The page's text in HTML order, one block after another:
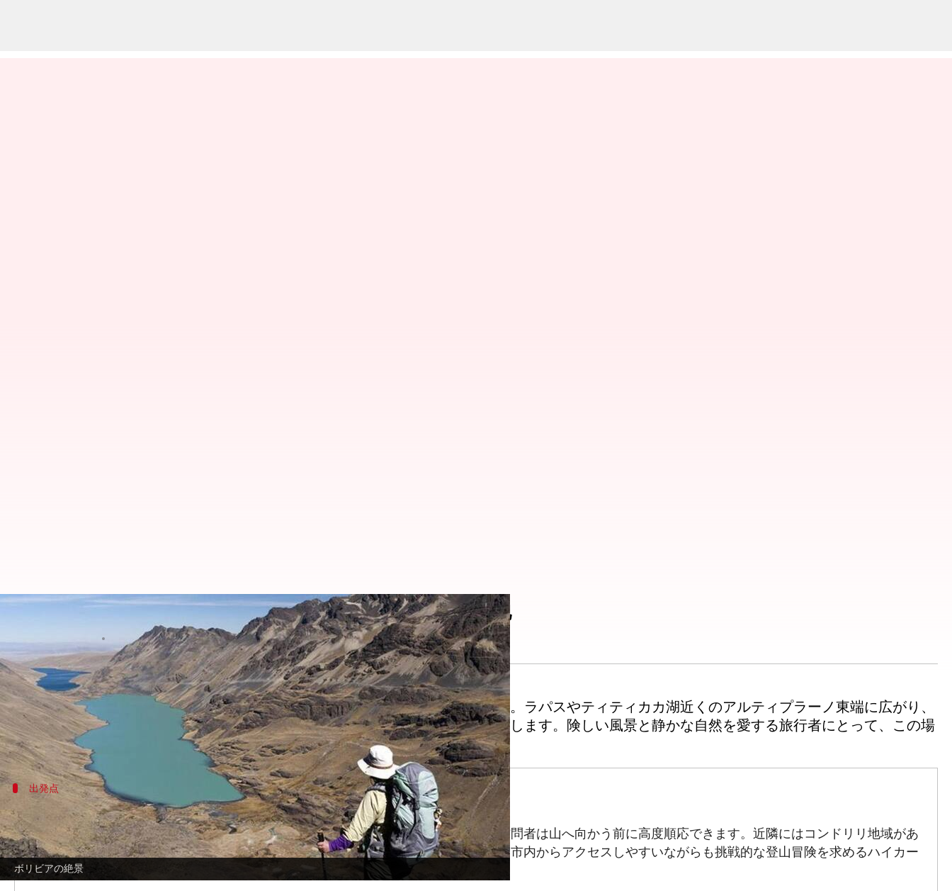
ボリビアの絶景
ボリビアのコルディジェラ・レアル: 魅惑の山岳旅行地
Jun 03, 2026 10:24 pm
どんな話なの
ボリビアのコルディジェラ・レアルは、南米で最も美しい山岳地帯の一つです。ラパスやティティカカ湖近くのアルティプラーノ東端に広がり、
雪を頂いた峰々や高地湖、氷河の景観、忘れられないトレッキング体験を提供します。険しい風景と静かな自然を愛する旅行者にとって、この場
出発点
ラパスから始まる冒険
コルディジェラ・レアルへの人気ゲートウェイは活気ある都市ラパスです。ここで訪問者は山へ向かう前に高度順応できます。近隣にはコンドリリ地域があ
り、その印象的な峰々と高山風景で知られています。コンドリリベースキャンプは、市内からアクセスしやすいながらも挑戦的な登山冒険を求めるハイカー
に特に魅力的です。